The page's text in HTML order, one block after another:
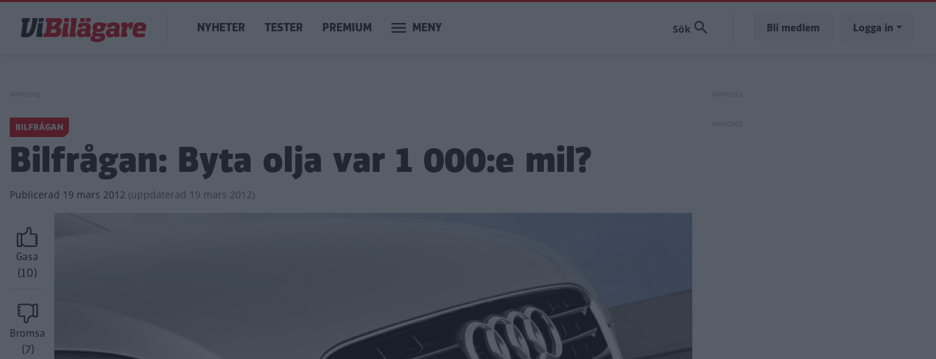
huvudinnehåll
Main
navigation
NYHETER TESTER PREMIUM MENY Bli medlem Logga in
BILFRÅGAN
Bilfrågan: Byta olja var 1 000:e mil?
Publicerad 19 mars 2012 (uppdaterad 19 mars 2012)
Gasa
(10)
Bromsa
(7)